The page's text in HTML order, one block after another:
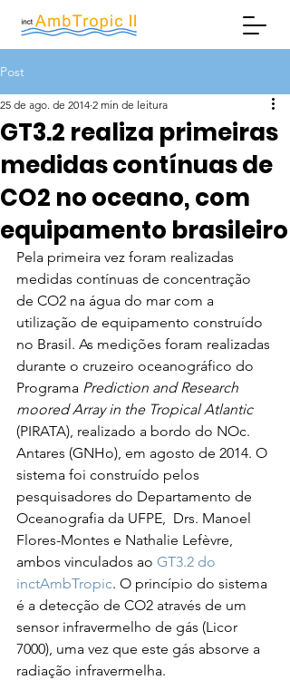
Post
GT3.2 realiza primeiras
medidas contínuas de
CO2 no oceano, com
equipamento brasileiro
25 de ago. de 2014 2 min de leitura
Pela primeira vez foram realizadas
medidas contínuas de concentração
de CO2 na água do mar com a
utilização de equipamento construído
no Brasil. As medições foram realizadas
durante o cruzeiro oceanográfico do
Programa Prediction and Research
moored Array in the Tropical Atlantic
(PIRATA), realizado a bordo do NOc.
Antares (GNHo), em agosto de 2014. O
sistema foi construído pelos
pesquisadores do Departamento de
Oceanografia da UFPE,  Drs. Manoel
Flores-Montes e Nathalie Lefèvre,
ambos vinculados ao GT3.2 do
inctAmbTropic. O princípio do sistema
é a detecção de CO2 através de um
sensor infravermelho de gás (Licor
7000), uma vez que este gás absorve a
radiação infravermelha.